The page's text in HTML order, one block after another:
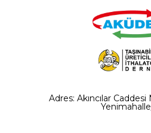
Adres: Akıncılar